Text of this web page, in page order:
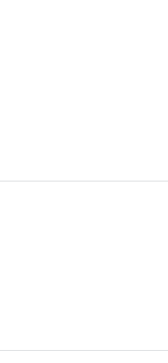
commodités (restaurants,
détente, tout a été pensé